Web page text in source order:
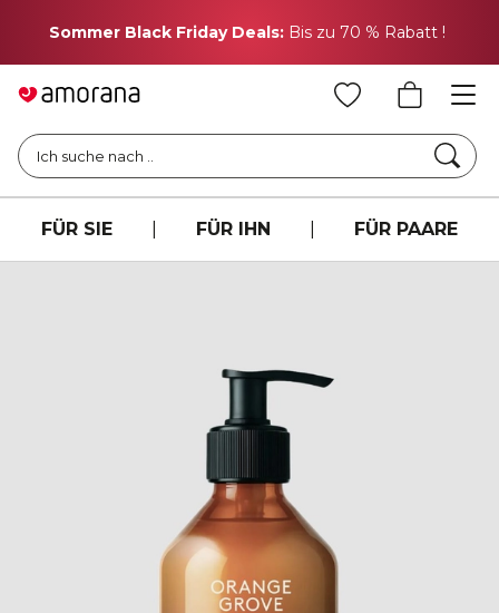
Sommer Black Friday Deals: Bis zu 70 % Rabatt !
Ich suche nach ..
FÜR SIE FÜR IHN FÜR PAARE